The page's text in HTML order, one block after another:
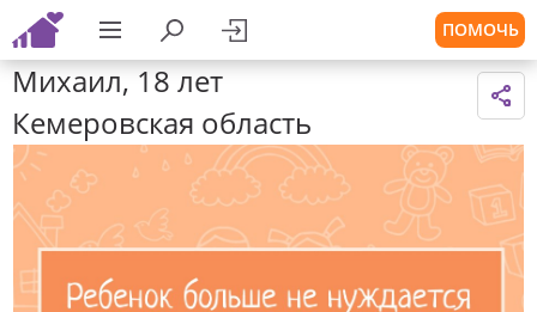
ПОМОЧЬ
Михаил, 18 лет
Кемеровская область